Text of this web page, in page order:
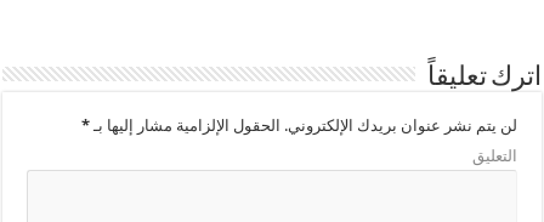
اترك تعليقاً
لن يتم نشر عنوان بريدك الإلكتروني. الحقول الإلزامية مشار إليها بـ*
التعليق